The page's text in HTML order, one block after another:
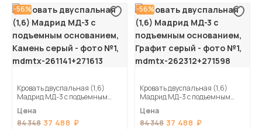
-56%
Кровать двуспальная (1,6)
Мадрид МД-3 с подъемным
Цена
84 348 37 488
-56%
Кровать двуспальная (1,6)
Мадрид МД-3 с подъемным
Цена
84 348 37 488